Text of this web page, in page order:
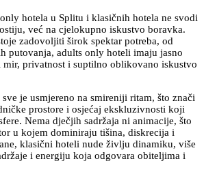
hotela u Splitu i klasičnih hotela ne svodi
već na cjelokupno iskustvo boravka.
zadovoljiti širok spektar potreba, od
putovanja, adults only hoteli imaju jasno
privatnost i suptilno oblikovano iskustvo
je usmjereno na smireniji ritam, što znači
prostore i osjećaj ekskluzivnosti koji
Nema dječjih sadržaja ni animacije, što
u kojem dominiraju tišina, diskrecija i
klasični hoteli nude življu dinamiku, više
i energiju koja odgovara obiteljima i